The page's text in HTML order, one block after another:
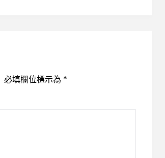
必填欄位標示為 *